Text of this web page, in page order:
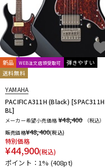
新品 WEB注文店頭受取可
弾きやすい
送料無料
YAMAHA
PACIFICA311H (Black) [SPAC311H
BL]
メーカー希望小売価格 ¥48,400
（税込）
販売価格¥48,400(税込)
特別価格
¥44,900(税込)
ポイント：1% (408pt)